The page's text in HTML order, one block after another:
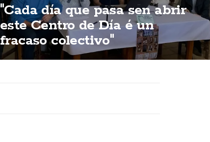
"Cada día que pasa sen abrir
este Centro de Día é un
fracaso colectivo"